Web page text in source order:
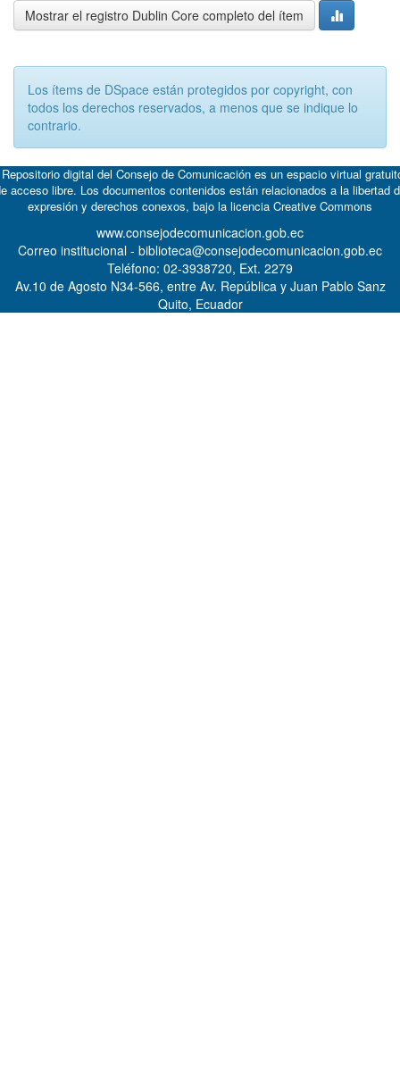
Mostrar el registro Dublin Core completo del ítem
Los ítems de DSpace están protegidos por copyright, con
todos los derechos reservados, a menos que se indique lo
contrario.
digital del Consejo de Comunicación es un espacio virtual
acceso libre. Los documentos contenidos están relacionados a la libertad
expresión y derechos conexos, bajo la licencia Creative Commons
www.consejodecomunicacion.gob.ec
Correo institucional - biblioteca@consejodecomunicacion.gob.ec
Teléfono: 02-3938720, Ext. 2279
Av.10 de Agosto N34-566, entre Av. República y Juan Pablo Sanz
Quito, Ecuador